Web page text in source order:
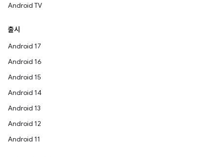
Android TV
출시
Android 17
Android 16
Android 15
Android 14
Android 13
Android 12
Android 11